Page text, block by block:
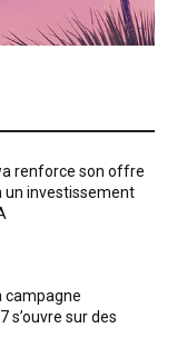
renforce son offre
un investissement
campagne
s’ouvre sur des